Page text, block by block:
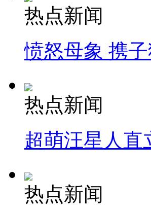
热点新闻
愤怒母象 携
热点新闻
超萌汪星人直
热点新闻